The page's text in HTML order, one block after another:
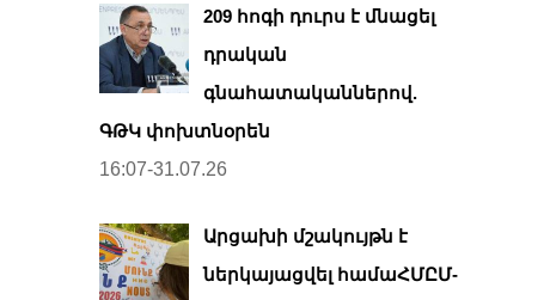
209 հոգի դուրս է մնացել
դրական
գնահատականներով.
ԳԹԿ փոխտնօրեն
16:07-31.07.26
Արցախի մշակույթն է
ներկայացվել համաՀՄԸՄ-